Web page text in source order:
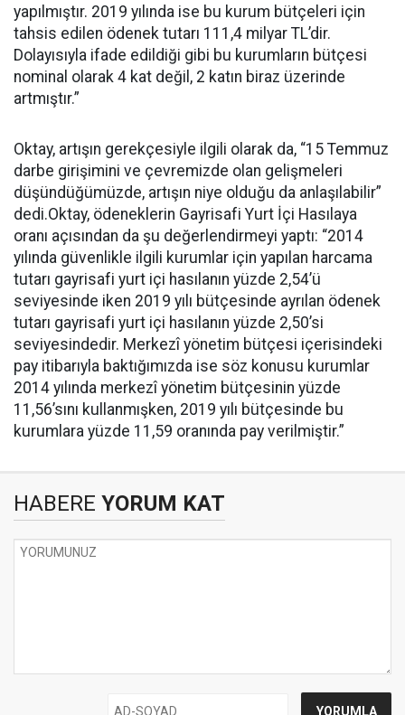
yapılmıştır. 2019 yılında ise bu kurum bütçeleri için
tahsis edilen ödenek tutarı 111,4 milyar TL’dir.
Dolayısıyla ifade edildiği gibi bu kurumların bütçesi
nominal olarak 4 kat değil, 2 katın biraz üzerinde
artmıştır.”
Oktay, artışın gerekçesiyle ilgili olarak da, “15 Temmuz
darbe girişimini ve çevremizde olan gelişmeleri
düşündüğümüzde, artışın niye olduğu da anlaşılabilir”
dedi.Oktay, ödeneklerin Gayrisafi Yurt İçi Hasılaya
oranı açısından da şu değerlendirmeyi yaptı: “2014
yılında güvenlikle ilgili kurumlar için yapılan harcama
tutarı gayrisafi yurt içi hasılanın yüzde 2,54’ü
seviyesinde iken 2019 yılı bütçesinde ayrılan ödenek
tutarı gayrisafi yurt içi hasılanın yüzde 2,50’si
seviyesindedir. Merkezî yönetim bütçesi içerisindeki
pay itibarıyla baktığımızda ise söz konusu kurumlar
2014 yılında merkezî yönetim bütçesinin yüzde
11,56’sını kullanmışken, 2019 yılı bütçesinde bu
kurumlara yüzde 11,59 oranında pay verilmiştir.”
HABERE YORUM KAT